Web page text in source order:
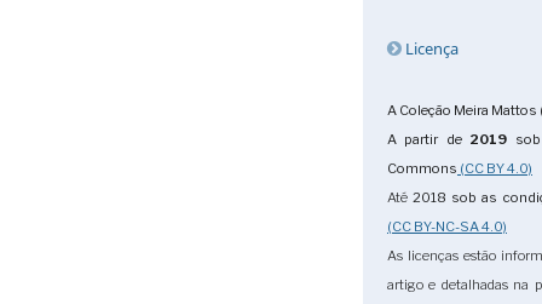
Licença
A Coleção Meira Mattos
A partir de 2019
Commons (CC BY 4.0)
Até2018 sob as
(CC BY-NC-SA 4.0)
As licenças estão
artigo e detalhadas na